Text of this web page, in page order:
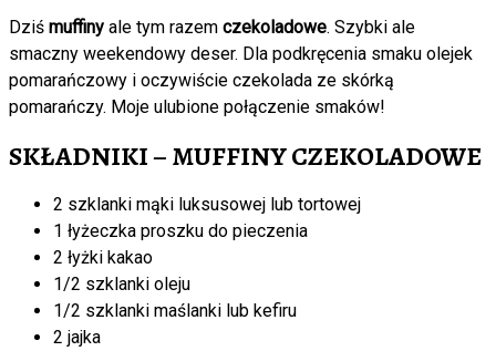
Dziś muffiny ale tym razem czekoladowe. Szybki ale
smaczny weekendowy deser. Dla podkręcenia smaku olejek
pomarańczowy i oczywiście czekolada ze skórką
pomarańczy. Moje ulubione połączenie smaków!
SKŁADNIKI – MUFFINY CZEKOLADOWE
2 szklanki mąki luksusowej lub tortowej
1 łyżeczka proszku do pieczenia
2 łyżki kakao
1/2 szklanki oleju
1/2 szklanki maślanki lub kefiru
2 jajka